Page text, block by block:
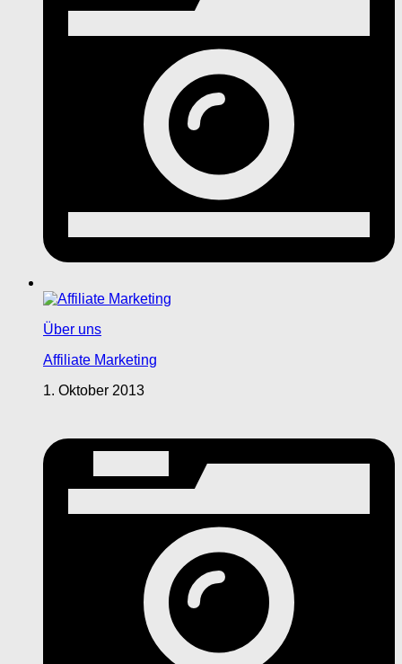
Über uns
Affiliate Marketing
1. Oktober 2013